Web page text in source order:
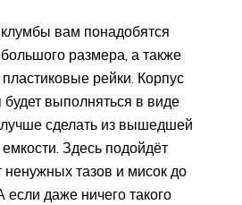
вам понадобятся
размера, а также
рейки. Корпус
будет выполняться в виде
сделать из вышедшей
Здесь подойдёт
ненужных тазов и мисок до
даже ничего такого